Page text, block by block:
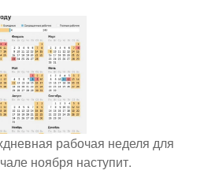
рабочая неделя для
ноября наступит.